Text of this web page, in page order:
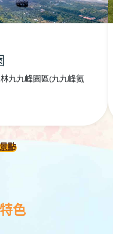
九九峰園區(九九峰氦
點
色